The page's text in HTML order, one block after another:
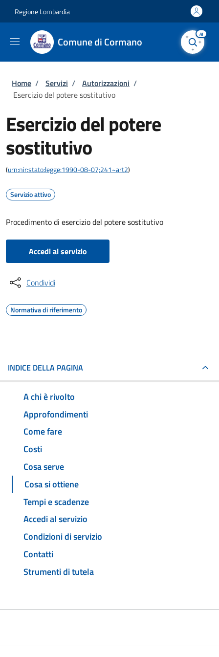
Regione Lombardia
Comune di Cormano
AI
Briciole di pane
Home / Servizi / Autorizzazioni /
Esercizio del potere sostitutivo
Esercizio del potere
sostitutivo
(urn:nir:stato:legge:1990-08-07;241~art2)
Servizio attivo
Procedimento di esercizio del potere sostitutivo
Accedi al servizio
Condividi
Normativa di riferimento
INDICE DELLA PAGINA
A chi è rivolto
Approfondimenti
Come fare
Costi
Cosa serve
Cosa si ottiene
Tempi e scadenze
Accedi al servizio
Condizioni di servizio
Contatti
Strumenti di tutela